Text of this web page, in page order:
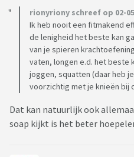
rionyriony schreef op 02-
Ik heb nooit een fitmakend
de lenigheid het beste kan
van je spieren
vaten, longen e.d. het beste
joggen, squatten (daar heb
voorzichtig met je knieën bij
Dat kan natuurlijk ook
soap kijkt is het beter